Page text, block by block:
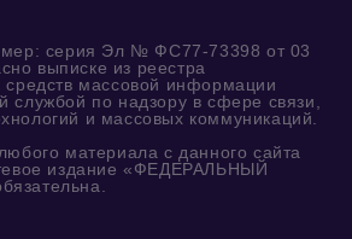
серия Эл № ФС77-73398 от 03
выписке из реестра
средств массовой информации
службой по надзору в сфере связи,
и массовых коммуникаций.
материала с данного сайта
издание «ФЕДЕРАЛЬНЫЙ